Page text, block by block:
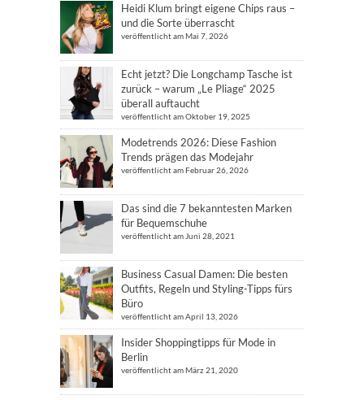
Heidi Klum bringt eigene Chips raus –
und die Sorte überrascht
veröffentlicht am Mai 7, 2026
Echt jetzt? Die Longchamp Tasche ist
zurück – warum „Le Pliage“ 2025
überall auftaucht
veröffentlicht am Oktober 19, 2025
Modetrends 2026: Diese Fashion
Trends prägen das Modejahr
veröffentlicht am Februar 26, 2026
Das sind die 7 bekanntesten Marken
für Bequemschuhe
veröffentlicht am Juni 28, 2021
Business Casual Damen: Die besten
Outfits, Regeln und Styling-Tipps fürs
Büro
veröffentlicht am April 13, 2026
Insider Shoppingtipps für Mode in
Berlin
veröffentlicht am März 21, 2020